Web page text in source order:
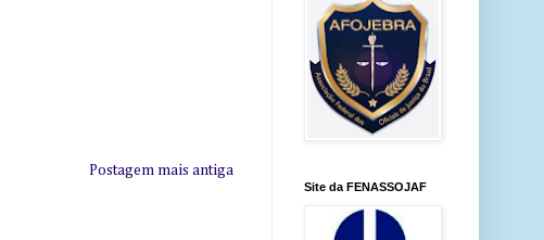
Postagem mais antiga
Site da FENASSOJAF